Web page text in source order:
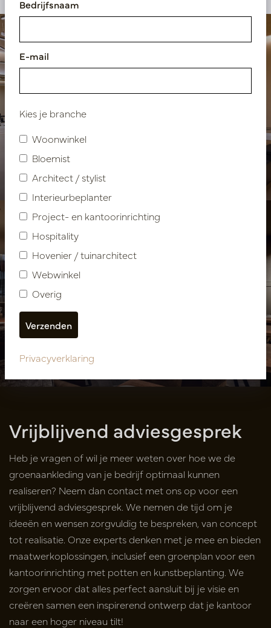
Hospitality inrichting
Caesar Fitness & Spa
Resort
Horeca inrichting
Restaurant Olijf
Vrijblijvend adviesgesprek
Heb je vragen of wil je meer weten over hoe we de
groenaankleding van je bedrijf optimaal kunnen
realiseren? Neem dan contact met ons op voor een
vrijblijvend adviesgesprek. We nemen de tijd om je
ideeën en wensen zorgvuldig te bespreken, van concept
tot realisatie. Onze experts denken met je mee en bieden
maatwerkoplossingen, inclusief een groenplan voor een
kantoorinrichting met potten en kunstbeplanting. We
zorgen ervoor dat alles perfect aansluit bij je visie en
creëren samen een inspirerend ontwerp dat je kantoor
naar een hoger niveau tilt!
Bedrijfsnaam
E-mail
Kies je branche
Woonwinkel
Bloemist
Architect / stylist
Interieurbeplanter
Project- en kantoorinrichting
Hospitality
Hovenier / tuinarchitect
Webwinkel
Overig
Privacyverklaring